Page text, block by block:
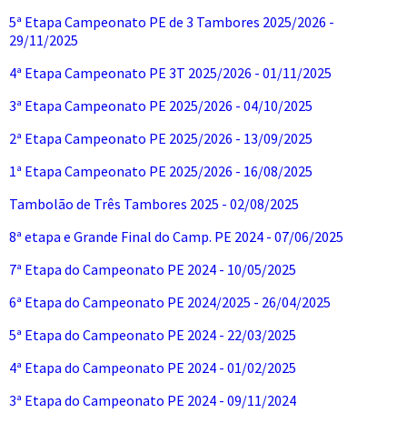
5ª Etapa Campeonato PE de 3 Tambores 2025/2026 -
29/11/2025
4ª Etapa Campeonato PE 3T 2025/2026 - 01/11/2025
3ª Etapa Campeonato PE 2025/2026 - 04/10/2025
2ª Etapa Campeonato PE 2025/2026 - 13/09/2025
1ª Etapa Campeonato PE 2025/2026 - 16/08/2025
Tambolão de Três Tambores 2025 - 02/08/2025
8ª etapa e Grande Final do Camp. PE 2024 - 07/06/2025
7ª Etapa do Campeonato PE 2024 - 10/05/2025
6ª Etapa do Campeonato PE 2024/2025 - 26/04/2025
5ª Etapa do Campeonato PE 2024 - 22/03/2025
4ª Etapa do Campeonato PE 2024 - 01/02/2025
3ª Etapa do Campeonato PE 2024 - 09/11/2024